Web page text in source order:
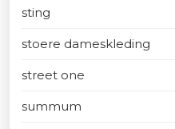
sting
stoere dameskleding
street one
summum